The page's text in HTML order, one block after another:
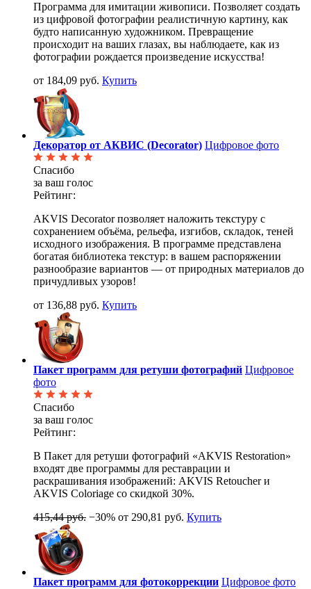
Программа для имитации живописи. Позволяет создать
из цифровой фотографии реалистичную картину, как
будто написанную художником. Превращение
происходит на ваших глазах, вы наблюдаете, как из
фотографии рождается произведение искусства!
от 184,09 руб. Купить
Декоратор от АКВИС (Decorator) Цифровое фото
Спасибо
за ваш голос
Рейтинг:
AKVIS Decorator позволяет наложить текстуру с
сохранением объёма, рельефа, изгибов, складок, теней
исходного изображения. В программе представлена
богатая библиотека текстур: в вашем распоряжении
разнообразие вариантов — от природных материалов до
причудливых узоров!
от 136,88 руб. Купить
Пакет программ для ретуши фотографий Цифровое
фото
Спасибо
за ваш голос
Рейтинг:
В Пакет для ретуши фотографий «AKVIS Restoration»
входят две программы для реставрации и
раскрашивания изображений: AKVIS Retoucher и
AKVIS Coloriage со скидкой 30%.
415,44 руб. −30% от 290,81 руб. Купить
Пакет программ для фотокоррекции Цифровое фото